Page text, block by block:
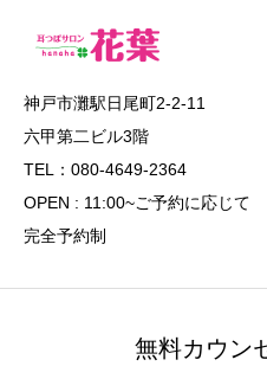
神戸市灘駅日尾町2-2-11
六甲第二ビル3階
TEL：080-4649-2364
OPEN : 11:00~ご予約に応じて
完全予約制
無料カウン